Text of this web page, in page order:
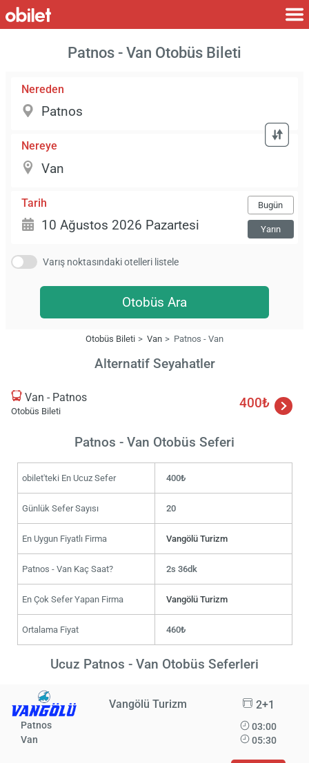
Patnos - Van Otobüs Bileti
Nereden
Nereye
Tarih Bugün
Yarın
Varış noktasındaki otelleri listele
Otobüs Ara
Otobüs Bileti Van Patnos - Van
Alternatif Seyahatler
Van - Patnos
Otobüs Bileti
400₺
Patnos - Van Otobüs Seferi
obilet'teki En Ucuz Sefer 400₺
Günlük Sefer Sayısı 20
En Uygun Fiyatlı Firma Vangölü Turizm
Patnos - Van Kaç Saat? 2s 36dk
En Çok Sefer Yapan Firma Vangölü Turizm
Ortalama Fiyat 460₺
Ucuz Patnos - Van Otobüs Seferleri
Vangölü Turizm 2+1
Patnos
Van
03:00
05:30